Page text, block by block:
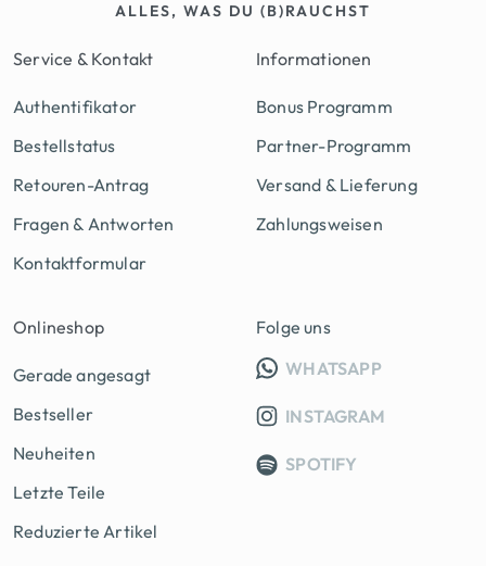
ALLES, WAS DU (B)RAUCHST
Service & Kontakt
Authentifikator
Bestellstatus
Retouren-Antrag
Fragen & Antworten
Kontaktformular
Informationen
Bonus Programm
Partner-Programm
Versand & Lieferung
Zahlungsweisen
Onlineshop
Gerade angesagt
Bestseller
Neuheiten
Letzte Teile
Reduzierte Artikel
Folge uns
WHATSAPPINFO
INSTAGRAM
SPOTIFY